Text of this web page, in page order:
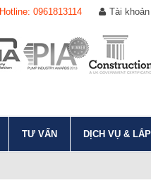
Hotline: 0961813114 Tài khoản
TƯ VẤN DỊCH VỤ &